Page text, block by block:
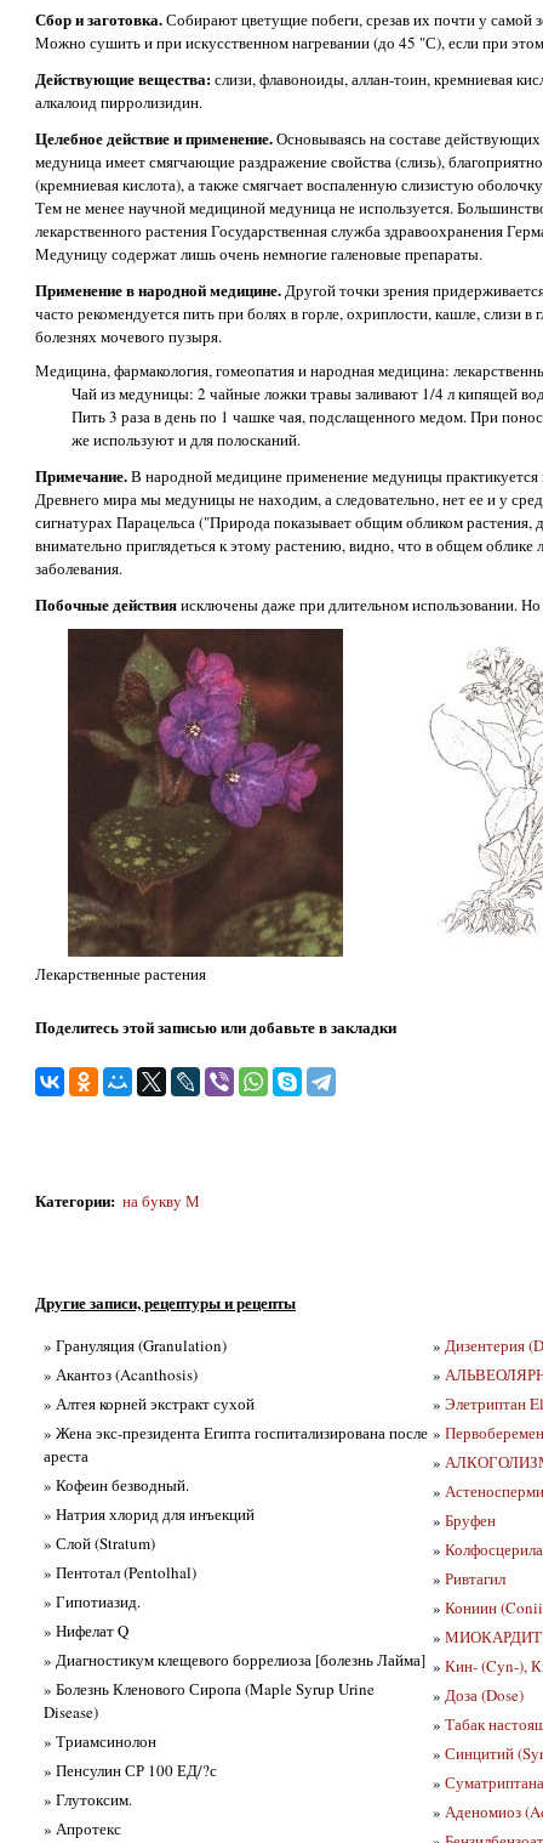
Сбор и заготовка.Собирают цветущие побеги, срезав их почти у
Можно сушить и при искусственном нагревании (до 45 "С), если при
Действующие вещества:слизи, флавоноиды, аллан-тоин, кремниевая
алкалоид пирролизидин.
Целебное действие и применение.Основываясь на составе
медуница имеет смягчающие раздражение свойства (слизь),
(кремниевая кислота), а также смягчает воспаленную слизистую
Тем не менее научной медициной медуница не используется.
лекарственного растения Государственная служба здравоохранения
Медуницу содержат лишь очень немногие галеновые препараты.
Применение в народной медицине. Другой точки зрения
часто рекомендуется пить при болях в горле, охриплости, кашле, слизи в
болезнях мочевого пузыря.
Медицина, фармакология, гомеопатия и народная медицина:
Чай из медуницы: 2 чайные ложки травы заливают 1/4 л кипящей
Пить 3 раза в день по 1 чашке чая, подслащенного медом. При
же используют и для полосканий.
Примечание.В народной медицине применение медуницы практикуется
Древнего мира мы медуницы не находим, а следовательно, нет ее и у
сигнатурах Парацельса ("Природа показывает общим обликом растения,
внимательно приглядеться к этому растению, видно, что в общем облике
заболевания.
Побочные действияисключены даже при длительном использовании.
Лекарственные растения
Поделитесь этой записью или добавьте в закладки
Категории: на бyквy М
Другие записи, рецептуры и рецепты
» Грануляция (Granulation)
» Акантоз (Acanthosis)
» Алтея корней экстракт сухой
» Жена экс-президента Египта госпитализирована после
ареста
» Кофеин безводный.
» Натрия хлорид для инъекций
» Слой (Stratum)
» Пентотал (Pentolhal)
» Гипотиазид.
» Нифелат Q
» Диагностикум клещевого боррелиоза [болезнь Лайма]
» Болезнь Кленового Сиропа (Maple Syrup Urine
Disease)
» Триамсинолон
» Пенсулин СР 100 ЕД/?с
» Глутоксим.
» Апротекс
» Дизентерия
»
» Элетриптан
»
»
»
» Бруфен
»
» Ривтагил
» Кониин
» МИОКАРДИТ
» Кин- (Cyn-),
» Доза (Dose)
» Табак
» Синцитий
»
» Аденомиоз